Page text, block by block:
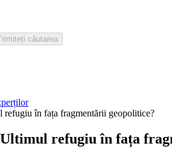
căutarea
refugiu în fața fragmentării geopolitice?
refugiu în fața